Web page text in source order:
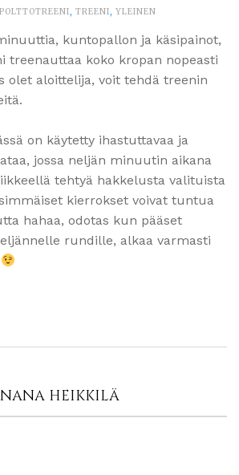
, TREENI, YLEINEN
kuntopallon ja käsipainot,
treenauttaa koko kropan nopeasti
olet aloittelija, voit tehdä treenin
on käytetty ihastuttavaa ja
jossa neljän minuutin aikana
tehtyä hakkelusta valituista
kierrokset voivat tuntua
hahaa, odotas kun pääset
rundille, alkaa varmasti
NANA HEIKKILÄ